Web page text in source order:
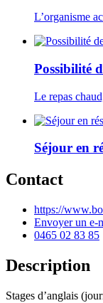
L’organisme
Possibilité
Le repas
Séjour en
Contact
https://
Envoyer un e-
0465 02 83 85
Description
Stages d’anglais